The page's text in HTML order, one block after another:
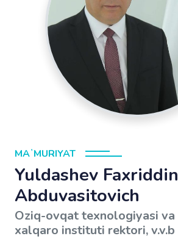
MAʼMURIYAT
Yuldashev Faxriddin
Abduvasitovich
Oziq-ovqat texnologiyasi va
xalqaro instituti rektori, v.v.b